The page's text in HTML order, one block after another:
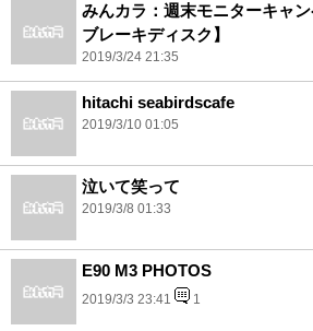
みんカラ：週末モニターキャ
ブレーキディスク】
2019/3/24 21:35
hitachi seabirdscafe
2019/3/10 01:05
泣いて笑って
2019/3/8 01:33
E90 M3 PHOTOS
2019/3/3 23:41 1